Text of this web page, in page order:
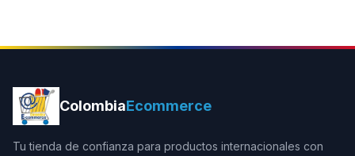
ColombiaEcommerce
Tu tienda de confianza para productos internacionales con